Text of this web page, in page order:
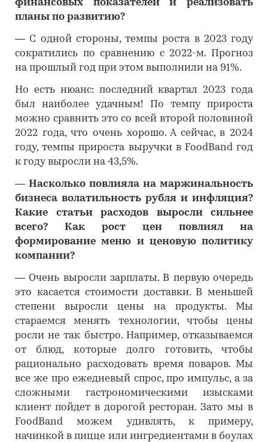
финансовых показателей и реализовать
планы по развитию?
― С одной стороны, темпы роста в 2023 году
сократились по сравнению с 2022-м. Прогноз
на прошлый год при этом выполнили на 91%.
Но есть нюанс: последний квартал 2023 года
был наиболее удачным! По темпу прироста
можно сравнить это со всей второй половиной
2022 года, что очень хорошо. А сейчас, в 2024
году, темпы прироста выручки в FoodBand год
к году выросли на 43,5%.
― Насколько повлияла на маржинальность
бизнеса волатильность рубля и инфляция?
Какие статьи расходов выросли сильнее
всего? Как рост цен повлиял на
формирование меню и ценовую политику
компании?
― Очень выросли зарплаты. В первую очередь
это касается стоимости доставки. В меньшей
степени выросли цены на продукты. Мы
стараемся менять технологии, чтобы цены
росли не так быстро. Например, отказываемся
от блюд, которые долго готовить, чтобы
рационально расходовать время поваров. Мы
все же про ежедневый спрос, про импульс, а за
сложными гастрономическими изысками
клиент пойдет в дорогой ресторан. Зато мы в
FoodBand можем удивлять, к примеру,
начинкой в пицце или ингредиентами в боулах